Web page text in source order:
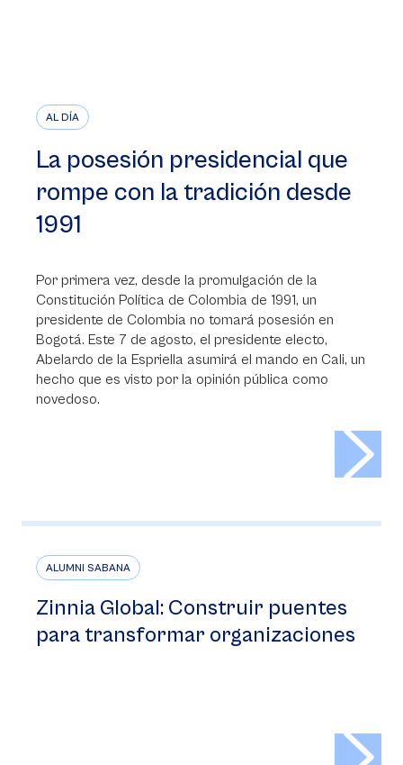
AL DÍA
La posesión presidencial que
rompe con la tradición desde
1991
Por primera vez, desde la promulgación de la
Constitución Política de Colombia de 1991, un
presidente de Colombia no tomará posesión en
Bogotá. Este 7 de agosto, el presidente electo,
Abelardo de la Espriella asumirá el mando en Cali, un
hecho que es visto por la opinión pública como
novedoso.
ALUMNI SABANA
Zinnia Global: Construir puentes
para transformar organizaciones